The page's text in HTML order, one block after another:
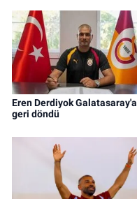
Eren Derdiyok Galatasaray'a
geri döndü